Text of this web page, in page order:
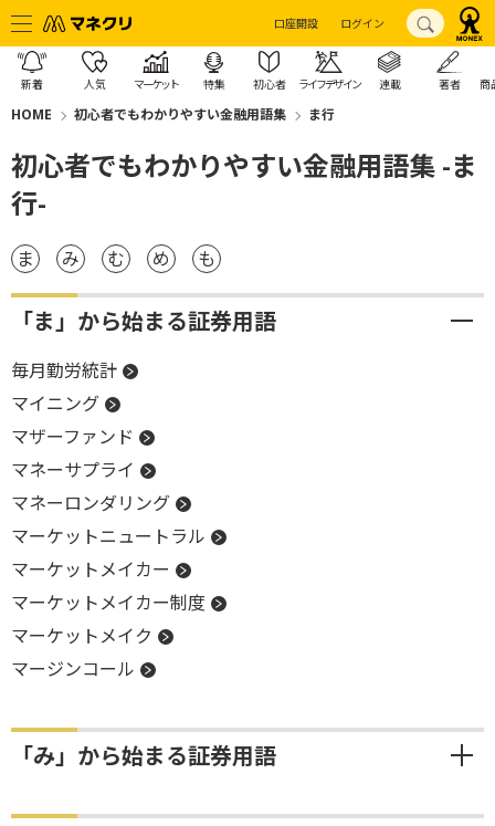
口座開設 ログイン
新着 人気 マーケット 特集 初心者 ライフデザイン 連載 著者 商
HOME 初心者でもわかりやすい金融用語集 ま行
初心者でもわかりやすい金融用語集 -ま
行-
ま み む め も
「ま」から始まる証券用語
毎月勤労統計
マイニング
マザーファンド
マネーサプライ
マネーロンダリング
マーケットニュートラル
マーケットメイカー
マーケットメイカー制度
マーケットメイク
マージンコール
「み」から始まる証券用語